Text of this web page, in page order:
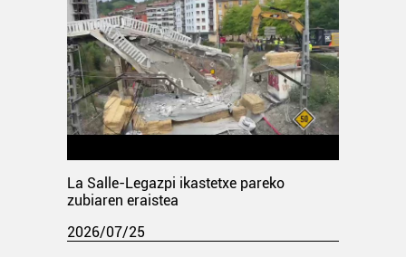
La Salle-Legazpi ikastetxe pareko
zubiaren eraistea
2026/07/25